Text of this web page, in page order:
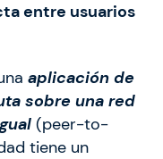
entre usuarios
aplicación de
sobre una red
(peer-to-
tiene un